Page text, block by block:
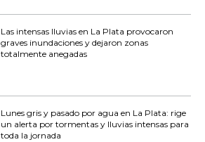
Las intensas lluvias en La Plata provocaron
graves inundaciones y dejaron zonas
totalmente anegadas
Lunes gris y pasado por agua en La Plata: rige
un alerta por tormentas y lluvias intensas para
toda la jornada